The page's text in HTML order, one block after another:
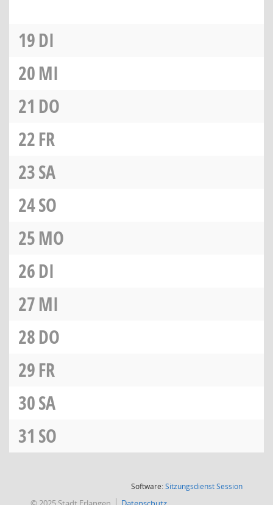
19DI
20MI
21 DO
22FR
23SA
24SO
25MO
26DI
27MI
28DO
29FR
30SA
31 SO
Software:SitzungsdienstSession(Wird in